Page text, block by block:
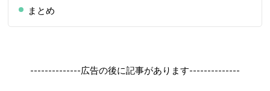
まとめ
--------------広告の後に記事があります--------------